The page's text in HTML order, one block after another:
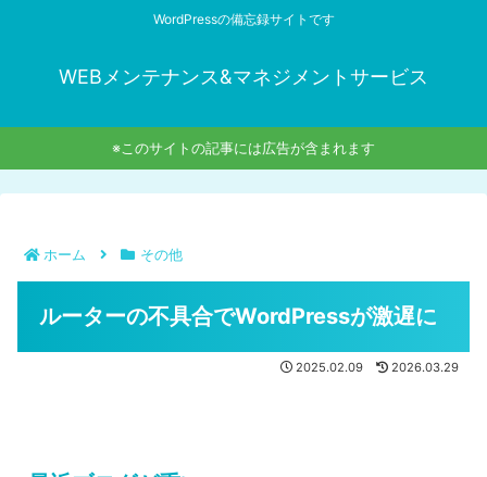
WordPressの備忘録サイトです
WEBメンテナンス&マネジメントサービス
※このサイトの記事には広告が含まれます
ホーム その他
ルーターの不具合でWordPressが激遅に
2025.02.09 2026.03.29